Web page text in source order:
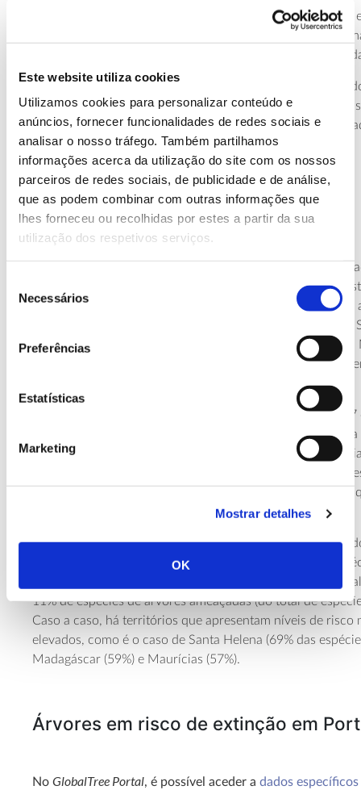
Este website utiliza cookies
Utilizamos cookies para personalizar conteúdo e
anúncios, fornecer funcionalidades de redes sociais e
analisar o nosso tráfego. Também partilhamos
informações acerca da utilização do site com os nossos
parceiros de redes sociais, de publicidade e de análise,
que as podem combinar com outras informações que
lhes forneceu ou recolhidas por estes a partir da sua
utilização dos respetivos serviços.
Necessários
Preferências
Estatísticas
Marketing
Mostrar detalhes
OK
Melhorar a recolha de dados nos Inventários Florestais
monitorização florestal, à escala nacional, usando a
para reduzir a desflorestação em áreas de elevada
Aumentar o financiamento disponível – público e
proteção de espécies ameaçadas, garantindo que este
diretamente a espécies e locais que têm maiores
conservação.
Proteger a diversidade de espécies
Diminuir o risco sobre as espécies de árvores mais
fundamental para preservar a diversidade de espécies
O relatório realça que as regiões dos trópicos apresentam
diversidade de espécies, com destaque para a América do
Central – “casa” de 40,4% de todas as espécies do
América do Norte e a Oceânia são as duas regiões com
Por país, o Brasil sobressai com a maior diversidade (8847
árvores), seguido da Colômbia (5868 espécies) e
No lote dos países com maior diversidade, a Nova
Nova Caledónia são os países com a maior proporção de
endémicas, com mais de 90% de espécies únicas (ou seja,
encontram em mais nenhum local do mundo).
Cruzando diversidade e risco de extinção, os dados
demonstram que os países com maior diversidade de
um número maior de espécies ameaçadas. Na média
11% de espécies de árvores ameaçadas (do total de
Caso a caso, há territórios que apresentam níveis de risco
elevados, como é o caso de Santa Helena (69% das
Madagáscar (59%) e Maurícias (57%).
Árvores em risco de extinção em
No GlobalTree Portal, é possível aceder a dados